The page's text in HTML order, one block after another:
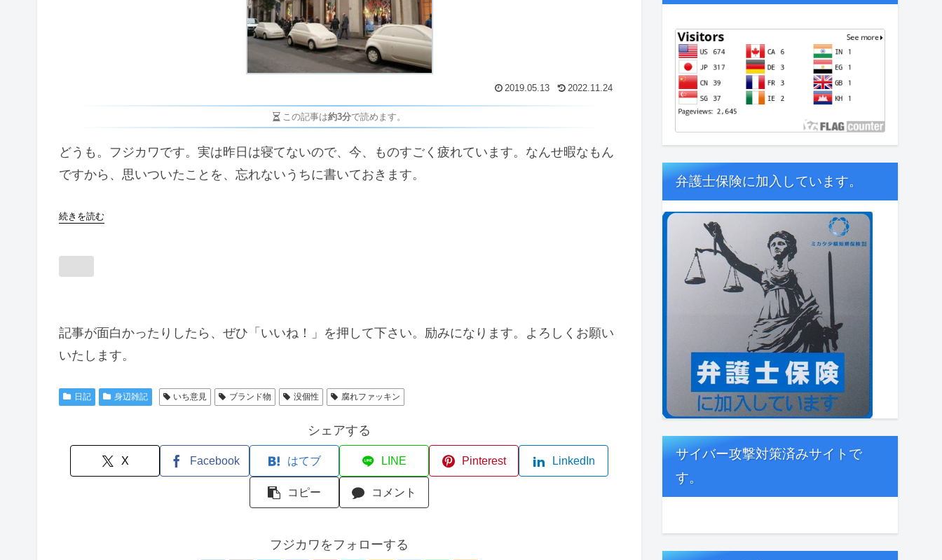
2019.05.13 2022.11.24
この記事は約3分で読めます。
どうも。フジカワです。実は昨日は寝てないので、今、ものすごく疲れています。なんせ暇なもん
ですから、思いついたことを、忘れないうちに書いておきます。
続きを読む
記事が面白かったりしたら、ぜひ「いいね！」を押して下さい。励みになります。よろしくお願い
いたします。
日記 身辺雑記 いち意見 ブランド物 没個性 腐れファッキン
シェアする
X Facebook はてブ LINE Pinterest LinkedIn
コピー コメント
フジカワをフォローする
弁護士保険に加入しています。
サイバー攻撃対策済みサイトで
す。